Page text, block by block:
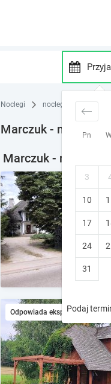
P
e
s
s
d
o
w
n
r
e
y
t
o
i
n
Pn
3
10
17
24
31
Podaj
Noclegi noclegi nad jeziorem
Marczuk - noclegi
Marczuk - noclegi w
Odpowiada ekspresowo